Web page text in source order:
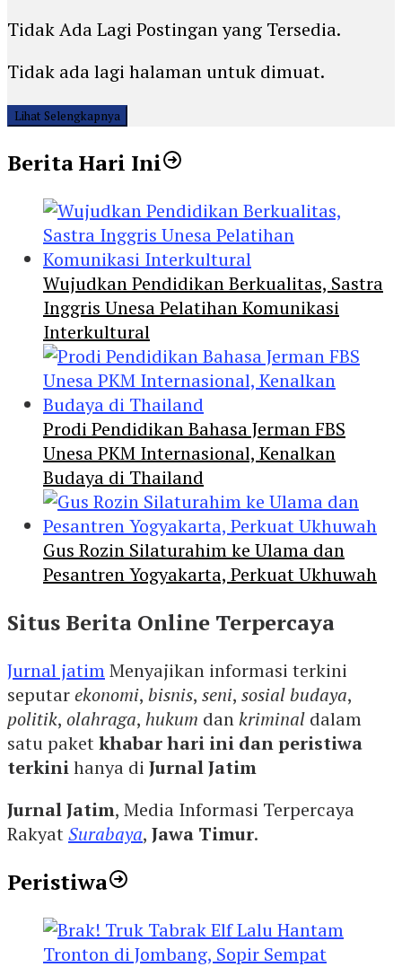
Tidak Ada Lagi Postingan yang Tersedia.
Tidak ada lagi halaman untuk dimuat.
Lihat Selengkapnya
Berita Hari Ini
Wujudkan Pendidikan Berkualitas, Sastra
Inggris Unesa Pelatihan Komunikasi
Interkultural
Prodi Pendidikan Bahasa Jerman FBS
Unesa PKM Internasional, Kenalkan
Budaya di Thailand
Gus Rozin Silaturahim ke Ulama dan
Pesantren Yogyakarta, Perkuat Ukhuwah
Situs Berita Online Terpercaya
Jurnal jatimMenyajikan informasi terkini
seputarekonomi, bisnis, seni, sosial budaya,
politik, olahraga, hukum dankriminal dalam
satu paketkhabar hari ini dan peristiwa
terkinihanya di Jurnal Jatim
Jurnal Jatim, Media Informasi Terpercaya
RakyatSurabaya, Jawa Timur.
Peristiwa